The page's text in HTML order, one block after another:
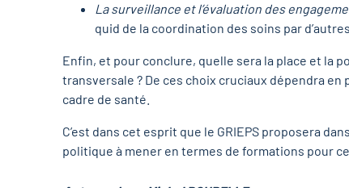
La surveillance et l’évaluation des
quid de la coordination des soins par
Enfin, et pour conclure, quelle sera la place et la
transversale ? De ces choix cruciaux dépendra
cadre de santé.
C’est dans cet esprit que le GRIEPS proposera
politique à mener en termes de formations pour